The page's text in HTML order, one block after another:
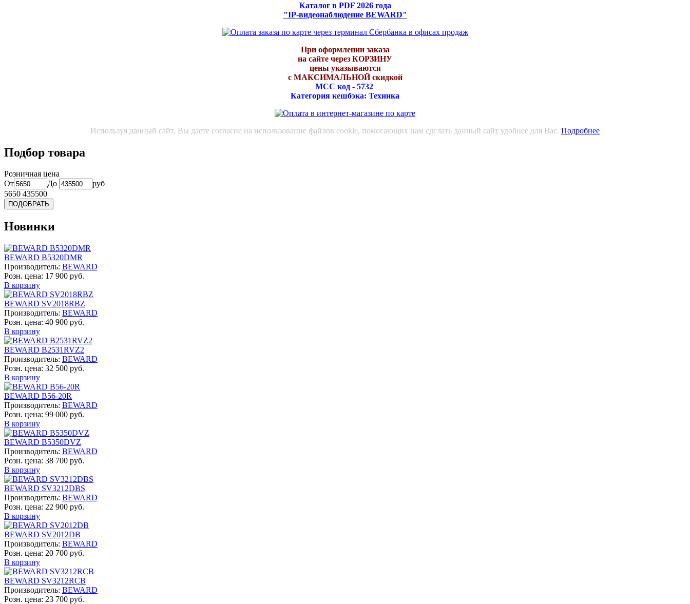
Каталог в PDF 2026 года
"IP-видеонаблюдение BEWARD"
При оформлении заказа
на сайте через КОРЗИНУ
цены указываются
с МАКСИМАЛЬНОЙ скидкой
МСС код - 5732
Категория кешбэка: Техника
Используя данный сайт, Вы даете согласие на использование файлов cookie, помогающих нам сделать данный сайт удобнее для Вас. Подробнее
Подбор товара
Розничная цена
От
До
руб
5650 435500
Новинки
BEWARD B5320DMR
Производитель: BEWARD
Розн. цена: 17 900 руб.
В корзину
BEWARD SV2018RBZ
Производитель: BEWARD
Розн. цена: 40 900 руб.
В корзину
BEWARD B2531RVZ2
Производитель: BEWARD
Розн. цена: 32 500 руб.
В корзину
BEWARD B56-20R
Производитель: BEWARD
Розн. цена: 99 000 руб.
В корзину
BEWARD B5350DVZ
Производитель: BEWARD
Розн. цена: 38 700 руб.
В корзину
BEWARD SV3212DBS
Производитель: BEWARD
Розн. цена: 22 900 руб.
В корзину
BEWARD SV2012DB
Производитель: BEWARD
Розн. цена: 20 700 руб.
В корзину
BEWARD SV3212RCB
Производитель: BEWARD
Розн. цена: 23 700 руб.